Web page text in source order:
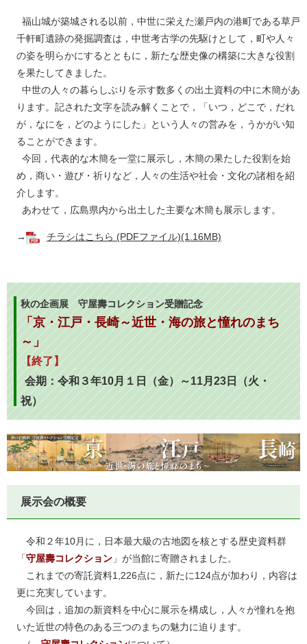
福山城が築城される以前，中世に栄えた瀬戸内の港町である草戸
千軒町遺跡の発掘調査は，中世考古学の先駆けとして，町や人々
の姿を明らかにするとともに，新たな歴史像の構築に大きな役割
を果たしてきました。
中世の人々の暮らしぶりを示す数多くの出土資料の中に木簡があ
ります。記された文字を読み解くことで，「いつ，どこで，だれ
が，なにを，どのようにした」という人々の営みを，うかがい知
ることができます。
今回，代表的な木簡を一堂に展示し，木簡の果たした役割を始
め，商い・遊び・祈りなど，人々の生活や社会・文化の諸相を紹
介します。
あわせて，広島県内から出土した主要な木簡も展示します。
→ チラシはこちら (PDFファイル)(1.16MB)
秋の企画展 守屋壽コレクション受贈記念
「京・江戸・長崎～近世・海の旅と憧れのまち
～」
【終了】
会期：令和３年10月１日（金）～11月23日（火・
祝）
展示会の概要
令和２年10月に，日本最大級の古地図を核とする歴史資料群
「守屋壽コレクション 」が当館に寄贈されました。
これまでの寄託資料1,226点に，新たに124点が加わり，内容は
更に充実しています。
今回は，追加の新資料を中心に展示を構成し，人々が憧れを抱
いた近世の特色のある三つのまちの魅力に迫ります。